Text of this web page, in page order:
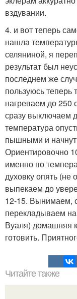
вздувании.
4. и вот теперь
нашла
селяниной, я
результат был
последнем же
пользуюсь теперь
нагреваем до 250
сразу выключаем
температура
пышными и начнут
Ориентировочно
именно по
духовку опять (не
выпекаем до
12-15. Вынимаем,
перекладываем
Вуаля) домашняя
готовить.
Читайте также